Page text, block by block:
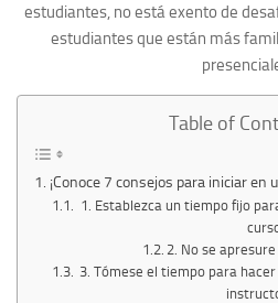
estudiantes, no está exento de
estudiantes que están más
Table of
¡Conoce 7 consejos para iniciar en
1. Establezca un tiempo fijo
2. No se
3. Tómese el tiempo para